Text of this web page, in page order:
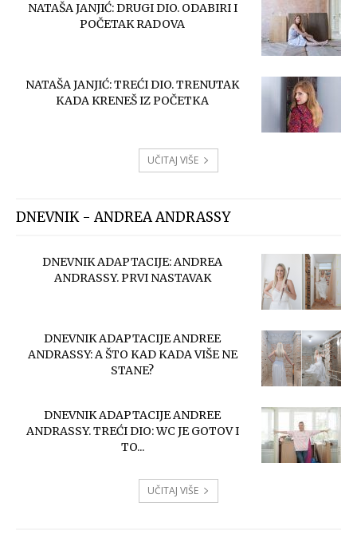
NATAŠA JANJIĆ: DRUGI DIO. ODABIRI I
POČETAK RADOVA
NATAŠA JANJIĆ: TREĆI DIO. TRENUTAK
KADA KRENEŠ IZ POČETKA
UČITAJ VIŠE
DNEVNIK - ANDREA ANDRASSY
DNEVNIK ADAPTACIJE: ANDREA
ANDRASSY. PRVI NASTAVAK
DNEVNIK ADAPTACIJE ANDREE
ANDRASSY: A ŠTO KAD KADA VIŠE NE
STANE?
DNEVNIK ADAPTACIJE ANDREE
ANDRASSY. TREĆI DIO: WC JE GOTOV I
TO...
UČITAJ VIŠE